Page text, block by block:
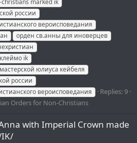
россии
вероисповедания
орден св.анны для иноверцев
ik
юлиуса кейбеля
россии
вероисповедания
Replies: 9
Orders for Non-Christians
with Imperial Crown made
IK/